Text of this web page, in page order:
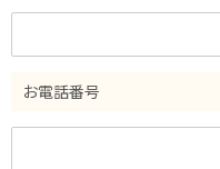
お電話番号